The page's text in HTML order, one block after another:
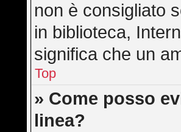
non è consigliato
in biblioteca,
significa che un
Top
» Come posso
linea?